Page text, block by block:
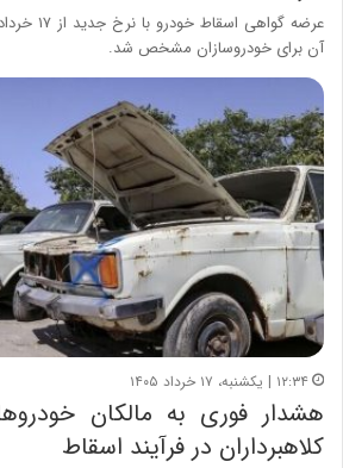
عرضه
آن برای خودروسازان مشخص شد.
۱۲:۳۴ | یکشنبه، ۱۷ خرداد ۱۴۰۵
هشدار فوری به مالکان
کلاهبرداران در فرآیند اسقاط